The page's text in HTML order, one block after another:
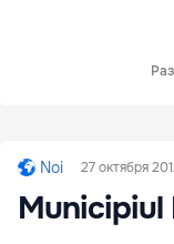
Noi 27 октября
Municipiul